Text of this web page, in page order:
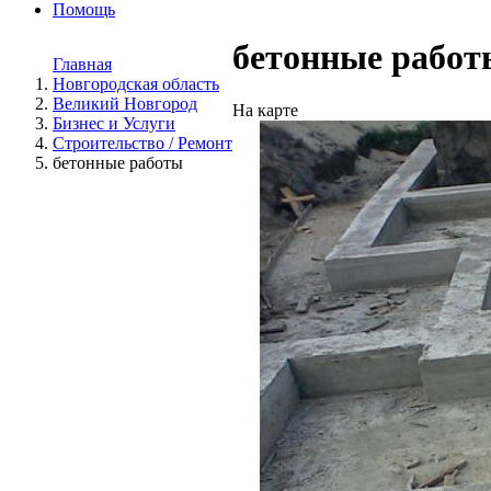
Помощь
Главная
Новгородская область
Великий Новгород
Бизнес и Услуги
Строительство / Ремонт
бетонные работы
бетонные
На карте